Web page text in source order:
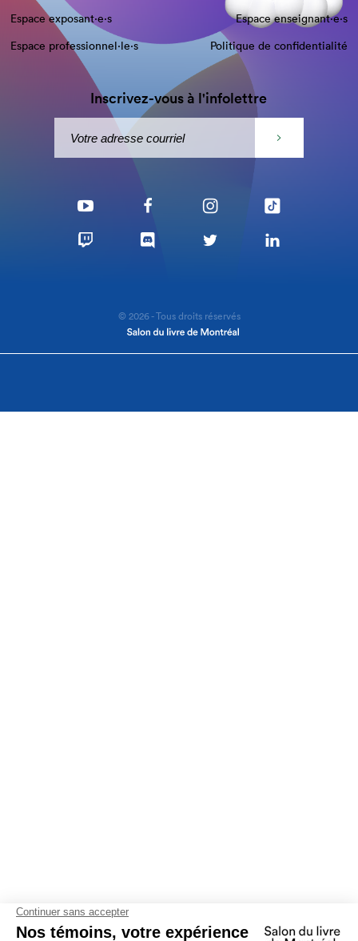
Espace exposant·e⋅s
Espace enseignant·e⋅s
Espace professionnel·le⋅s
Politique de confidentialité
Inscrivez-vous à l'infolettre
© 2026 - Tous droits réservés